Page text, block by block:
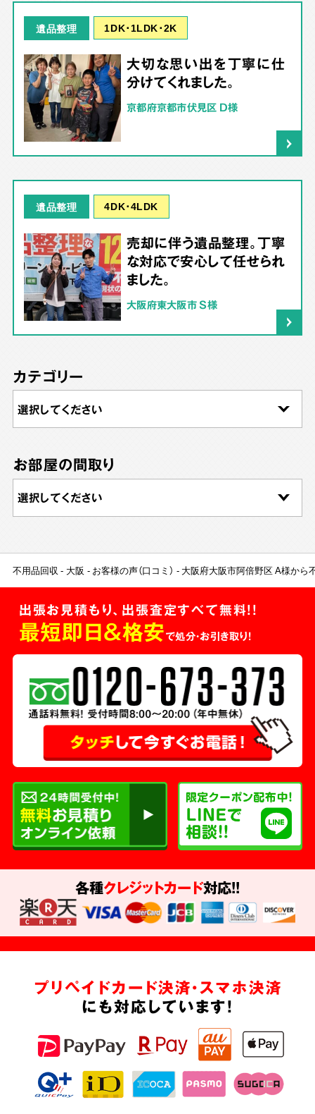
遺品整理 1DK･1LDK･2K
大切な思い出を丁寧に仕
分けてくれました。
京都府京都市伏見区 D様
遺品整理 4DK･4LDK
売却に伴う遺品整理。丁寧
な対応で安心して任せられ
ました。
大阪府東大阪市 S様
カテゴリー
お部屋の間取り
不用品回収 大阪 お客様の声（口コミ） 大阪府大阪市阿倍野区 A様から
出張お見積もり、出張査定すべて無料!!
最短即日＆格安で処分・お引き取り！
各種クレジットカード対応!!
プリペイドカード決済・スマホ決済
にも対応しています!